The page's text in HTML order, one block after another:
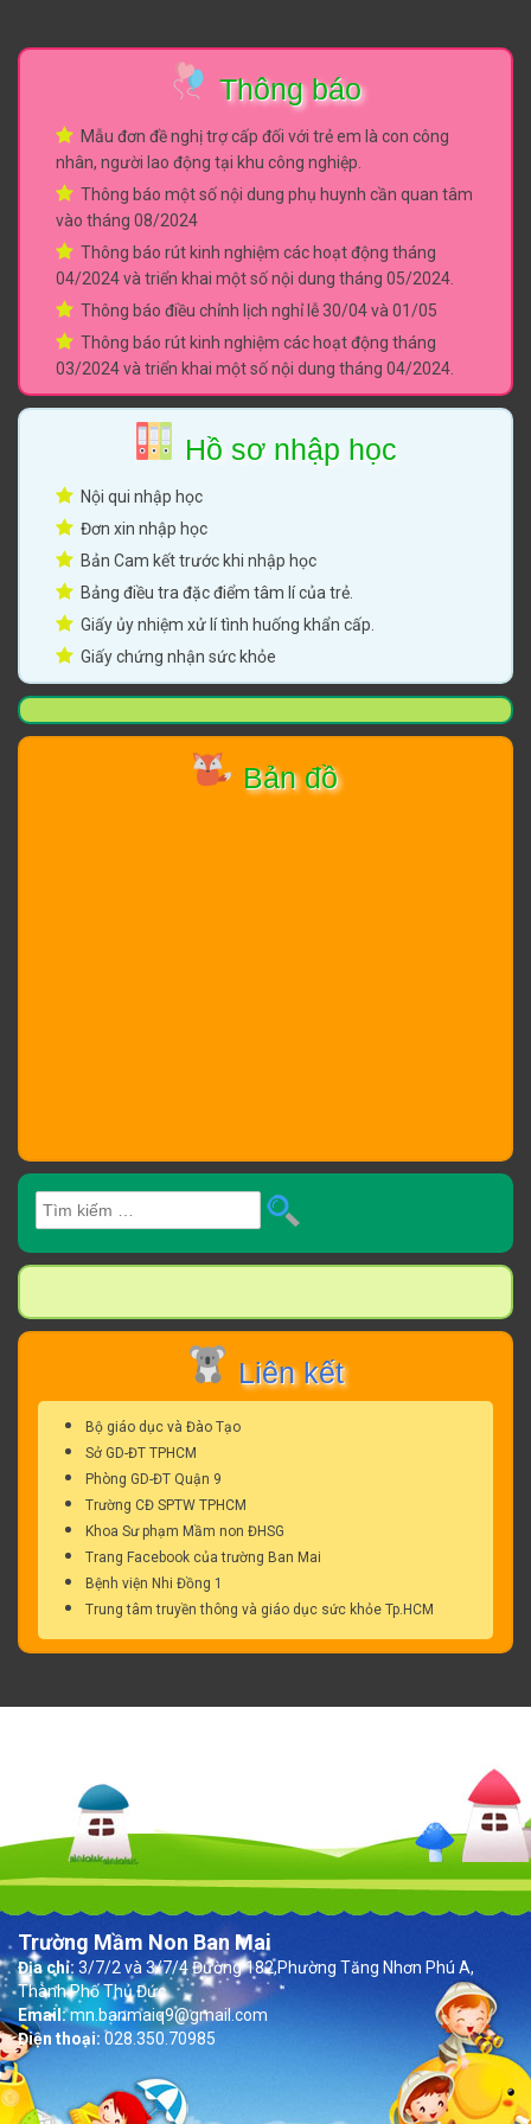
Thông báo
Mẫu đơn đề nghị trợ cấp đối với trẻ em là con công
nhân, người lao động tại khu công nghiệp.
Thông báo một số nội dung phụ huynh cần quan tâm
vào tháng 08/2024
Thông báo rút kinh nghiệm các hoạt động tháng
04/2024 và triển khai một số nội dung tháng 05/2024.
Thông báo điều chỉnh lịch nghỉ lễ 30/04 và 01/05
Thông báo rút kinh nghiệm các hoạt động tháng
03/2024 và triển khai một số nội dung tháng 04/2024.
Hồ sơ nhập học
Nội qui nhập học
Đơn xin nhập học
Bản Cam kết trước khi nhập học
Bảng điều tra đặc điểm tâm lí của trẻ.
Giấy ủy nhiệm xử lí tình huống khẩn cấp.
Giấy chứng nhận sức khỏe
Bản đồ
Tìm
kiếm
cho:
Liên kết
Bộ giáo dục và Đào Tạo
Sở GD-ĐT TPHCM
Phòng GD-ĐT Quận 9
Trường CĐ SPTW TPHCM
Khoa Sư phạm Mầm non ĐHSG
Trang Facebook của trường Ban Mai
Bệnh viện Nhi Đồng 1
Trung tâm truyền thông và giáo dục sức khỏe Tp.HCM
Trường Mầm Non Ban Mai
Địa chỉ: 3/7/2 và 3/7/4 Đường 182,Phường Tăng Nhơn Phú A,
Thành Phố Thủ Đức
Email:mn.banmaiq9@gmail.com
Điện thoại: 028.350.70985